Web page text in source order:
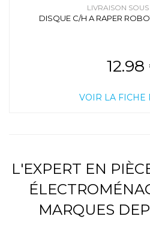
LIVRAISON
DISQUE C/H A RAPER
VOIR LA FICHE
L'EXPERT EN
MARQUES